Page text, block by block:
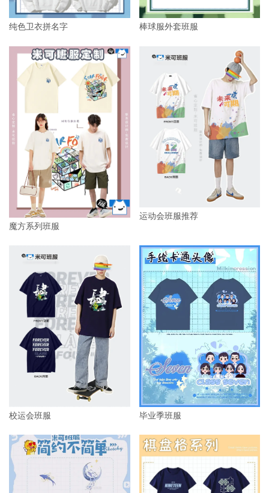
纯色卫衣拼名字 棒球服外套班服
魔方系列班服
运动会班服推荐
校运会班服 毕业季班服